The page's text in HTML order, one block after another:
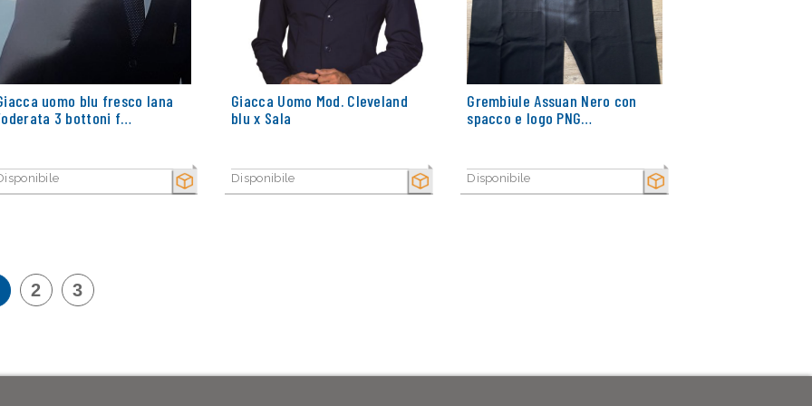
SECCO
uomo blu fresco lana
3 bottoni f…
SECCO
Giacca Uomo Mod. Cleveland
blu x Sala
Disponibile SECCO
Grembiule Assuan Nero con
spacco e logo PNG…
Disponibile
2 3